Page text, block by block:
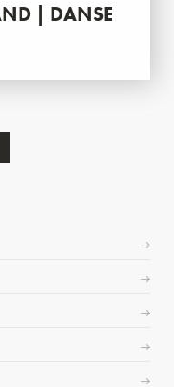
| DANSE